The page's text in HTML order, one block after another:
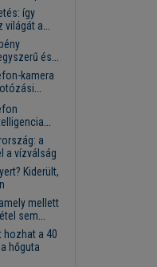
így
világát a
és a
és
kamera
életet
a
a vízválság
Kiderült,
mellett
sem
hozhat a 40
hőguta